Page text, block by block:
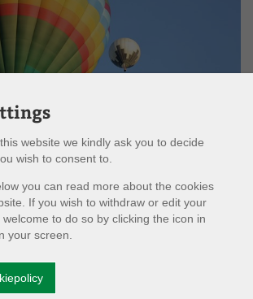
af alarmer
2022 er det ikke længere hos brandvæsenet,
tilladelse til midlertidig overnatning. Dette
henvendelse til den kommune, hvor
foregå.
omkring dette på de enkelte kommuners
website we kindly ask you to decide
wish to consent to.
you can read more about the cookies
If you wish to withdraw or edit your
to do so by clicking the icon in
your screen.